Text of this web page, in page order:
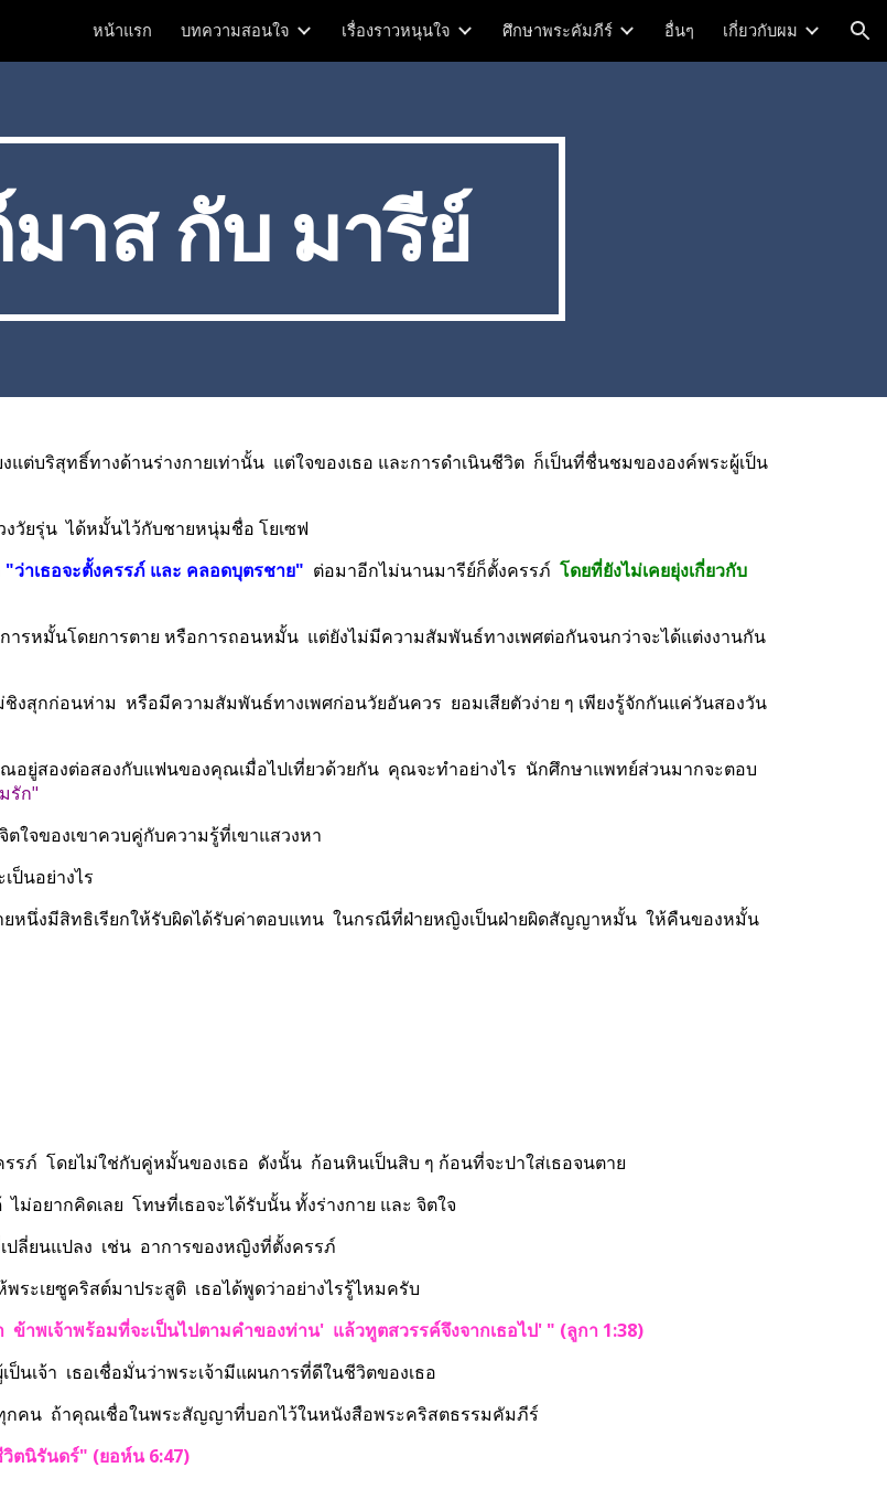
Skip to navigation
หน้าแรก บทความสอนใจ เรื่องราวหนุนใจ ศึกษาพระคัมภีร์ อื่นๆ เกี่ยวกับผม
าส กับ มารีย์
ต่บริสุทธิ์ทางด้านร่างกายเท่านั้น  แต่ใจของเธอ และการดำเนินชีวิต  ก็เป็นที่ชื่นชมขององค์พระผู้เป็น
งวัยรุ่น  ได้หมั้นไว้กับชายหนุ่มชื่อ โยเซฟ
"ว่าเธอจะตั้งครรภ์ และ คลอดบุตรชาย"
  ต่อมาอีกไม่นานมารีย์ก็ตั้งครรภ์
โดยที่ยังไม่เคยยุ่งเกี่ยวกับ
หมั้นโดยการตาย หรือการถอนหมั้น  แต่ยังไม่มีความสัมพันธ์ทางเพศต่อกันจนกว่าจะได้แต่งงานกัน
สุกก่อนห่าม  หรือมีความสัมพันธ์ทางเพศก่อนวัยอันควร  ยอมเสียตัวง่าย ๆ เพียงรู้จักกันแค่วันสองวัน
ยู่สองต่อสองกับแฟนของคุณเมื่อไปเที่ยวด้วยกัน  คุณจะทำอย่างไร  นักศึกษาแพทย์ส่วนมากจะตอบ
รัก"
ใจของเขาควบคู่กับความรู้ที่เขาแสวงหา
ป็นอย่างไร
หนึ่งมีสิทธิเรียกให้รับผิดได้รับค่าตอบแทน  ในกรณีที่ฝ่ายหญิงเป็นฝ่ายผิดสัญญาหมั้น  ให้คืนของหมั้น
รรภ์  โดยไม่ใช่กับคู่หมั้นของเธอ  ดังนั้น  ก้อนหินเป็นสิบ ๆ ก้อนที่จะปาใส่เธอจนตาย
ไม่อยากคิดเลย  โทษที่เธอจะได้รับนั้น ทั้งร่างกาย และ จิตใจ
ปลี่ยนแปลง  เช่น  อาการของหญิงที่ตั้งครรภ์
พระเยซูคริสต์มาประสูติ  เธอได้พูดว่าอย่างไรรู้ไหมครับ
ข้าพเจ้าพร้อมที่จะเป็นไปตามคำของท่าน'  แล้วทูตสวรรค์จึงจากเธอไป' " (ลูกา 1:38)
นเจ้า  เธอเชื่อมั่นว่าพระเจ้ามีแผนการที่ดีในชีวิตของเธอ
กคน  ถ้าคุณเชื่อในพระสัญญาที่บอกไว้ในหนังสือพระคริสตธรรมคัมภีร์
วิตนิรันดร์" (ยอห์น 6:47)